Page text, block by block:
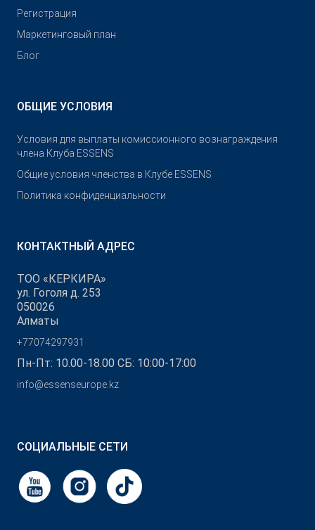
Pегистрация
Маркетинговый план
Блог
ОБЩИЕ УСЛОВИЯ
Условия для выплаты комиссионного вознаграждения
члена Клуба ESSENS
Общие условия членства в Клубе ESSENS
Политика конфиденциальности
КОНТАКТНЫЙ АДРЕС
ТОО «КЕРКИРА»
ул. Гоголя д. 253
050026
Алматы
+77074297931
Пн-Пт: 10.00-18.00 СБ: 10:00-17:00
info@essenseurope.kz
СОЦИАЛЬНЫЕ СЕТИ